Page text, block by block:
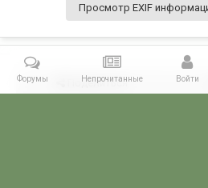
Просмотр EXIF
Поделиться
Форумы Непрочитанные Войти